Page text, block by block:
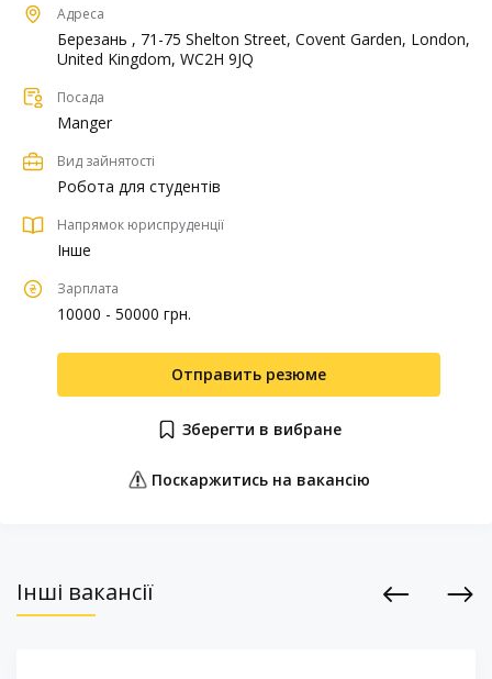
Адреса
Березань , 71-75 Shelton Street, Covent Garden, London,
United Kingdom, WC2H 9JQ
Посада
Manger
Вид зайнятості
Робота для студентів
Напрямок юриспруденції
Інше
Зарплата
10000 - 50000 грн.
Отправить резюме
Зберегти в вибране
Поскаржитись на вакансію
Інші вакансії